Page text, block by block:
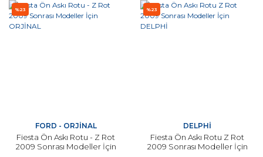
%23
FORD - ORJİNAL
Fiesta Ön Askı Rotu - Z Rot
2009 Sonrası Modeller İçin
%23
DELPHİ
Fiesta Ön Askı Rotu Z Rot
2009 Sonrası Modeller İçin